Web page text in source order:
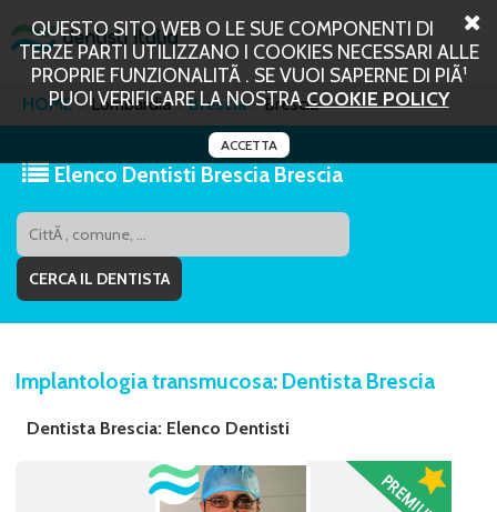
QUESTO SITO WEB O LE SUE COMPONENTI DI
TERZE PARTI UTILIZZANO I COOKIES NECESSARI ALLE
PROPRIE FUNZIONALITÃ . SE VUOI SAPERNE DI PIÃ¹
PUOI VERIFICARE LA NOSTRACOOKIE POLICY
ACCETTA
HOME Lombardia Brescia Brescia
Elenco Dentisti Brescia Brescia
Implantologia transmucosa: Dentista Brescia
Dentista Brescia: Elenco Dentisti